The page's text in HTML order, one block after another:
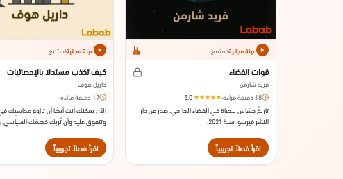
عينة مجانيةاستمع
قوات الفضاء
فريد شارمن
18 دقيقة قراءة
·
5.0
تاريخُ حسّاس للحياة في الفضاء الخارجي. صدر عن دار
النشر فيرسو، سنة 2021.
اقرأ فصلاً تجريبياً
عينة مجانيةاستمع
كيف تكذب مستدلا بالإحصائيات
داريل هوف
17 دقيقة قراءة
الآن يمكنك أنت أيضًا أن تراوغ محاسبِك
وتتفوق عليه وأن تُربك خصمَك السياسي،
نورتن أند كامبني سنة 1982.اقرأ فصلاً تجريبياً